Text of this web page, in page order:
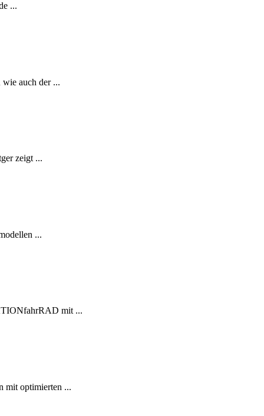
...
auch der ...
zeigt ...
...
mit ...
mit optimierten ...